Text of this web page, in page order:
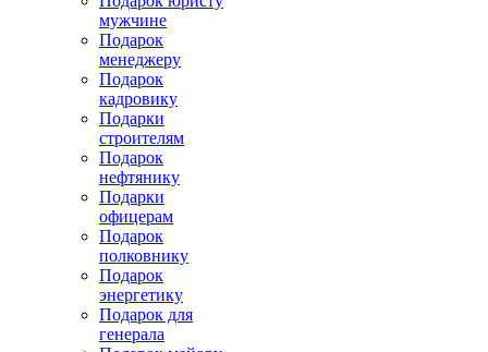
мужчине
Подарок
менеджеру
Подарок
кадровику
Подарки
строителям
Подарок
нефтянику
Подарки
офицерам
Подарок
полковнику
Подарок
энергетику
Подарок для
генерала